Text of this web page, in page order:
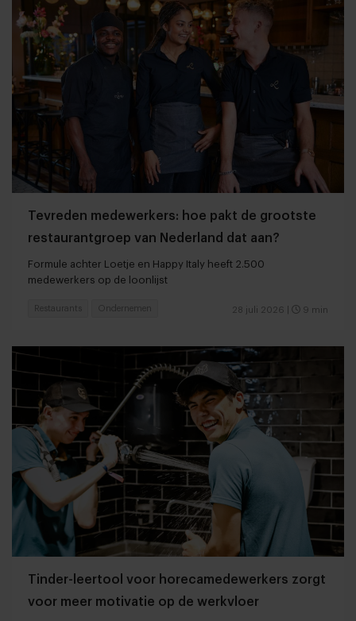
Tevreden medewerkers: hoe pakt de grootste
restaurantgroep van Nederland dat aan?
Formule achter Loetje en Happy Italy heeft 2.500
medewerkers op de loonlijst
28 juli 2026 9 min
Restaurants Ondernemen
Tinder-leertool voor horecamedewerkers zorgt
voor meer motivatie op de werkvloer